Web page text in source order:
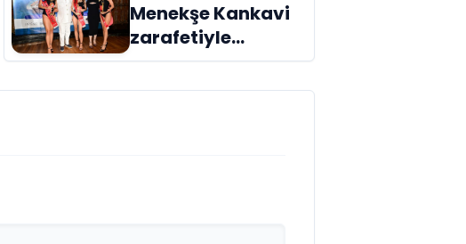
Menekşe Kankavi
zarafetiyle
büyüledi!